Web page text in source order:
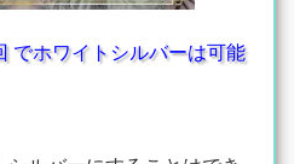
でホワイトシルバーは可能